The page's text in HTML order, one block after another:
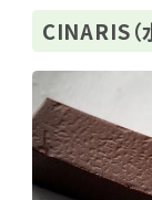
CINARIS（